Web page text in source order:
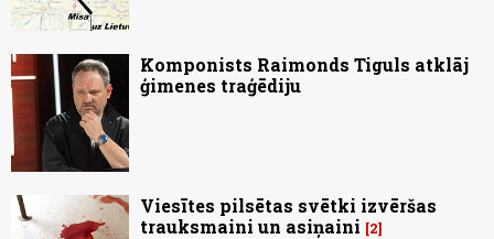
Komponists Raimonds Tiguls atklāj
ģimenes traģēdiju
Viesītes pilsētas svētki izvēršas
trauksmaini un asiņaini
2